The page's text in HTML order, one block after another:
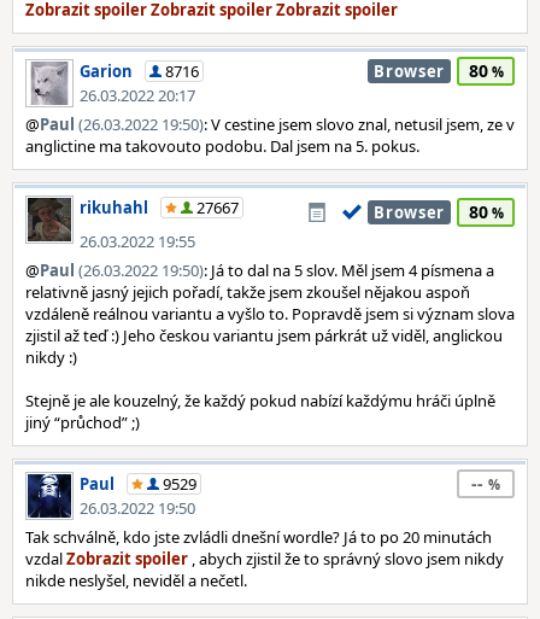
Garion
8716
26.03.2022 20:17
Browser 80
@Paul (26.03.2022 19:50): V cestine jsem slovo znal, netusil jsem, ze v
anglictine ma takovouto podobu. Dal jsem na 5. pokus.
rikuhahl
27667
26.03.2022 19:55
Browser 80
@Paul (26.03.2022 19:50): Já to dal na 5 slov. Měl jsem 4 písmena a
relativně jasný jejich pořadí, takže jsem zkoušel nějakou aspoň
vzdáleně reálnou variantu a vyšlo to. Popravdě jsem si význam slova
zjistil až teď :) Jeho českou variantu jsem párkrát už viděl, anglickou
nikdy :)
Stejně je ale kouzelný, že každý pokud nabízí každýmu hráči úplně
jiný “průchod” ;)
Paul
9529
26.03.2022 19:50
--
Tak schválně, kdo jste zvládli dnešní wordle? Já to po 20 minutách
vzdal
, abych zjistil že to správný slovo jsem nikdy
nikde neslyšel, neviděl a nečetl.